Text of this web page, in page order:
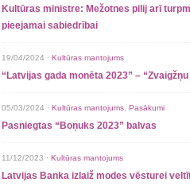
Kultūras ministre: Mežotnes pilij arī
pieejamai sabiedrībai
19/04/2024 · Kultūras mantojums
“Latvijas gada monēta 2023” –
05/03/2024 · Kultūras mantojums Pasākumi
Pasniegtas “Boņuks 2023” balvas
11/12/2023 · Kultūras mantojums
Latvijas Banka izlaiž modes vēsturei